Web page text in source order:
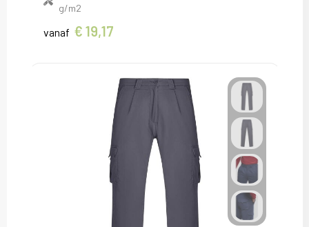
g/m2
vanaf € 19,17